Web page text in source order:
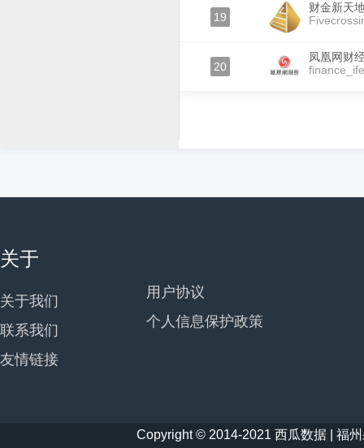
19
财金新天
20
凤凰网财
关于
关于我们
联系我们
友情链接
用户协议
个人信息保护政策
Copyright © 2014-2021 西瓜数据 | 福